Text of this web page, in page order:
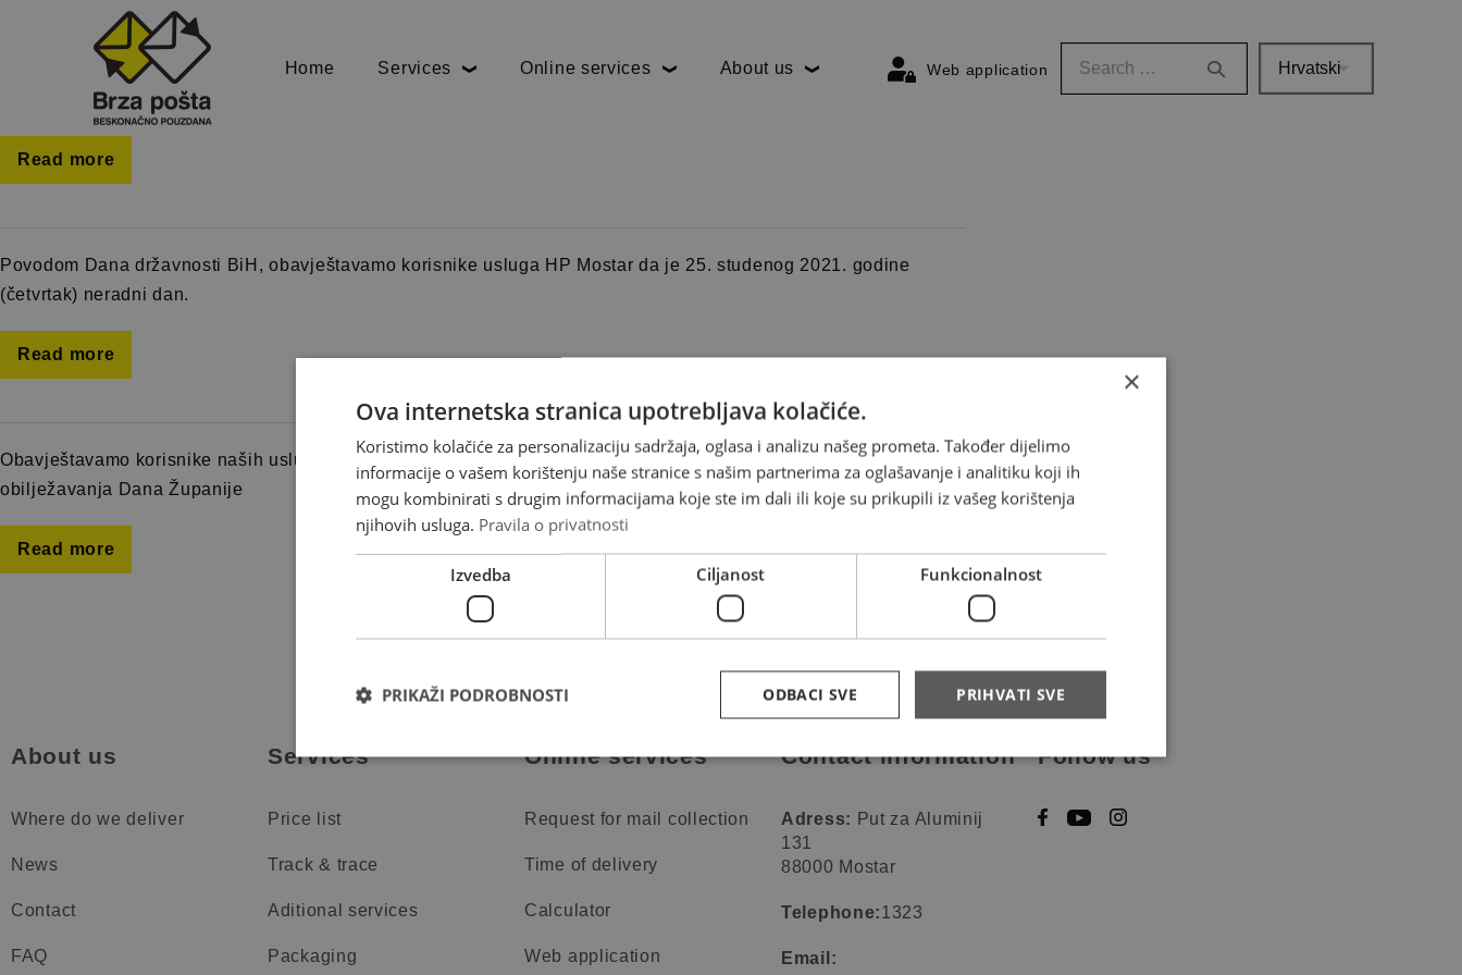
Home Services Online services About us Web application
Mjesec:Novembar 2021.
Obavještavamo korisnike naših usluga da su moguća kašnjenja u dostavi
Read more
Povodom Dana državnosti BiH, obavještavamo korisnike usluga HP Mostar da je 25. studenog 2021. godine
(četvrtak) neradni dan.
Read more
Obavještavamo korisnike naših usluga da je 18. studeni (četvrtak) 2021. godine neradni dan, u povodu
obilježavanja Dana Županije
Read more
About us
Where do we deliver
News
Contact
FAQ
Services
Price list
Track & trace
Aditional services
Packaging
Online services
Request for mail collection
Time of delivery
Calculator
Web application
Contact information
Adress: Put za Aluminij
131
88000 Mostar
Telephone:1323
Email:
Follow us
×
Ova internetska stranica upotrebljava kolačiće.
Koristimo kolačiće za personalizaciju sadržaja, oglasa i analizu našeg prometa. Također dijelimo
informacije o vašem korištenju naše stranice s našim partnerima za oglašavanje i analitiku koji ih
mogu kombinirati s drugim informacijama koje ste im dali ili koje su prikupili iz vašeg korištenja
njihovih usluga. Pravila o privatnosti
Izvedba Ciljanost Funkcionalnost
PRIHVATI SVE
ODBACI SVE
PRIKAŽI PODROBNOSTI